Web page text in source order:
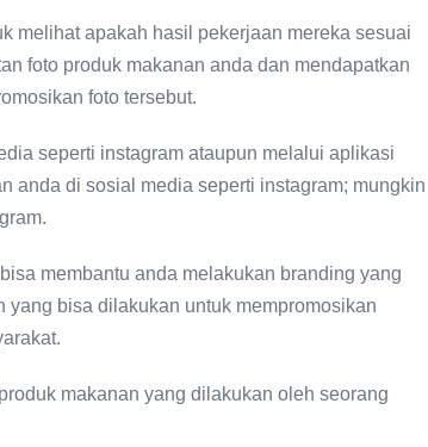
melihat apakah hasil pekerjaan mereka sesuai
foto produk makanan anda dan mendapatkan
foto tersebut.
seperti instagram ataupun melalui aplikasi
anda di sosial media seperti instagram; mungkin
membantu anda melakukan branding yang
bisa dilakukan untuk mempromosikan
makanan yang dilakukan oleh seorang